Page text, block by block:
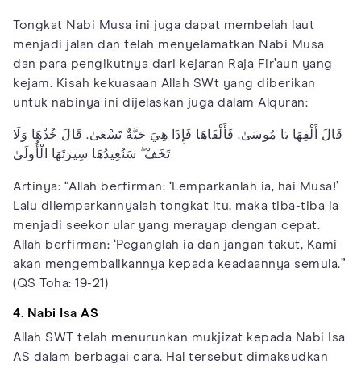
Tongkat Nabi Musa ini juga dapat membelah laut
menjadi jalan dan telah menyelamatkan Nabi Musa
dan para pengikutnya dari kejaran Raja Fir’aun yang
kejam. Kisah kekuasaan Allah SWt yang diberikan
untuk nabinya ini dijelaskan juga dalam Alquran:
قَالَ أَلْقِهَا يَا مُوسَىٰ. فَأَلْقَاهَا فَإِذَا هِيَ حَيَّةٌ تَسْعَىٰ. قَالَ خُذْهَا وَلَا
تَخَفْ ۖ سَنُعِيدُهَا سِيرَتَهَا الْأُولَىٰ
Artinya: “Allah berfirman: ‘Lemparkanlah ia, hai Musa!’
Lalu dilemparkannyalah tongkat itu, maka tiba-tiba ia
menjadi seekor ular yang merayap dengan cepat.
Allah berfirman: ‘Peganglah ia dan jangan takut, Kami
akan mengembalikannya kepada keadaannya semula.”
(QS Toha: 19-21)
4. Nabi Isa AS
Allah SWT telah menurunkan mukjizat kepada Nabi Isa
AS dalam berbagai cara. Hal tersebut dimaksudkan